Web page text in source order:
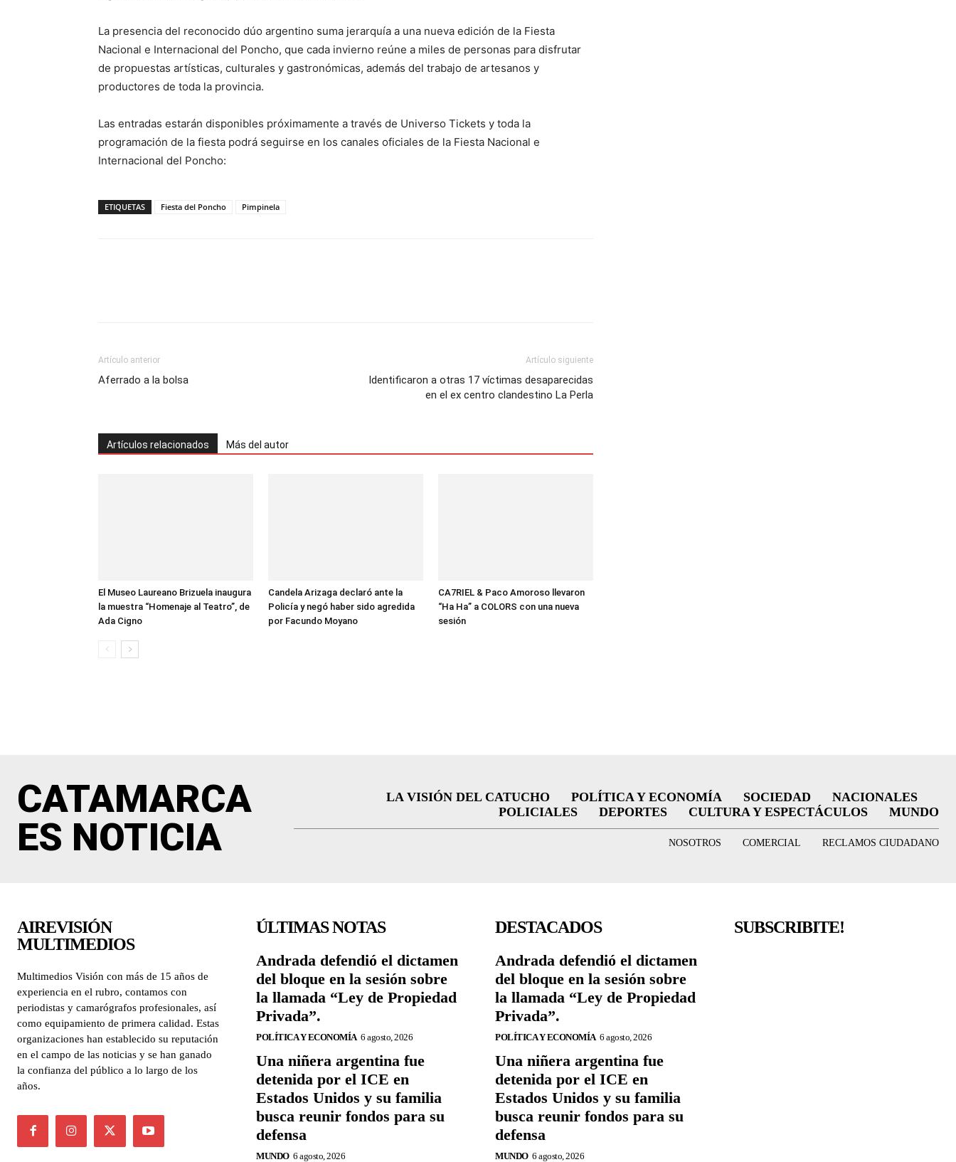
La presencia del reconocido dúo argentino suma jerarquía a una nueva edición de la Fiesta
Nacional e Internacional del Poncho, que cada invierno reúne a miles de personas para disfrutar
de propuestas artísticas, culturales y gastronómicas, además del trabajo de artesanos y
productores de toda la provincia.
Las entradas estarán disponibles próximamente a través de Universo Tickets y toda la
programación de la fiesta podrá seguirse en los canales oficiales de la Fiesta Nacional e
Internacional del Poncho:
ETIQUETAS Fiesta del Poncho Pimpinela
Artículo anterior
Aferrado a la bolsa
Artículo siguiente
Identificaron a otras 17 víctimas desaparecidas
en el ex centro clandestino La Perla
Artículos relacionados Más del autor
El Museo Laureano Brizuela inaugura
la muestra “Homenaje al Teatro”, de
Ada Cigno
Candela Arizaga declaró ante la
Policía y negó haber sido agredida
por Facundo Moyano
CA7RIEL & Paco Amoroso llevaron
“Ha Ha” a COLORS con una nueva
sesión
CATAMARCA
ES NOTICIA
LA VISIÓN DEL CATUCHO POLÍTICA Y ECONOMÍA SOCIEDAD
NACIONALES
POLICIALES
DEPORTES CULTURA Y ESPECTÁCULOS MUNDO
NOSOTROS COMERCIAL RECLAMOS CIUDADANO
AIREVISIÓN
MULTIMEDIOS
Multimedios Visión con más de 15 años de
experiencia en el rubro, contamos con
periodistas y camarógrafos profesionales, así
como equipamiento de primera calidad. Estas
organizaciones han establecido su reputación
en el campo de las noticias y se han ganado
la confianza del público a lo largo de los
años.
ÚLTIMAS NOTAS
Andrada defendió el dictamen
del bloque en la sesión sobre
la llamada “Ley de Propiedad
Privada”.
POLÍTICA Y ECONOMÍA 6 agosto, 2026
Una niñera argentina fue
detenida por el ICE en
Estados Unidos y su familia
busca reunir fondos para su
defensa
MUNDO 6 agosto, 2026
DESTACADOS
Andrada defendió el dictamen
del bloque en la sesión sobre
la llamada “Ley de Propiedad
Privada”.
POLÍTICA Y ECONOMÍA 6 agosto, 2026
Una niñera argentina fue
detenida por el ICE en
Estados Unidos y su familia
busca reunir fondos para su
defensa
MUNDO 6 agosto, 2026
SUBSCRIBITE!